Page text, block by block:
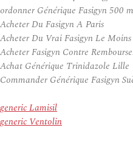
ordonner Générique Fasigyn 500
Acheter Du Fasigyn A Paris
Acheter Du Vrai Fasigyn Le Moins
Acheter Fasigyn Contre
Achat Générique Trinidazole Lille
Commander Générique Fasigyn
generic Lamisil
generic Ventolin